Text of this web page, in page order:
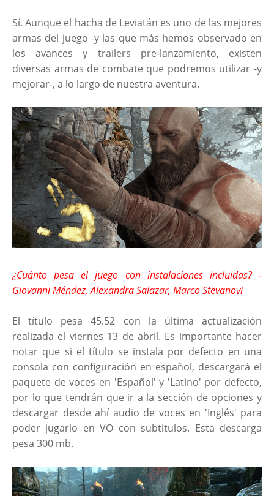
Sí. Aunque el hacha de Leviatán es uno de las mejores
armas del juego -y las que más hemos observado en
los avances y trailers pre-lanzamiento, existen
diversas armas de combate que podremos utilizar -y
mejorar-, a lo largo de nuestra aventura.
¿Cuánto pesa el juego con instalaciones incluidas? -
Giovanni Méndez, Alexandra Salazar, Marco Stevanovi
El título pesa 45.52 con la última actualización
realizada el viernes 13 de abril. Es importante hacer
notar que si el título se instala por defecto en una
consola con configuración en español, descargará el
paquete de voces en 'Español' y 'Latino' por defecto,
por lo que tendrán que ir a la sección de opciones y
descargar desde ahí audio de voces en 'Inglés' para
poder jugarlo en VO con subtitulos. Esta descarga
pesa 300 mb.